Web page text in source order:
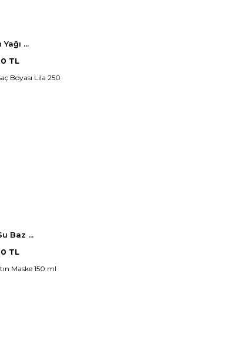
...
TL
Baz ...
TL